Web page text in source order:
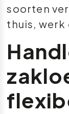
soorten
thuis, werk